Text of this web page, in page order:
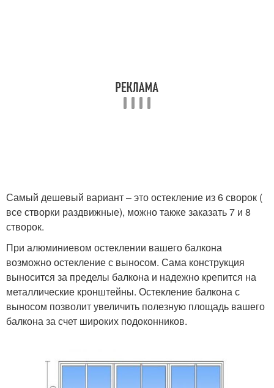
Самый дешевый вариант – это остекление из 6 сворок (
все створки раздвижные), можно также заказать 7 и 8
створок.
При алюминиевом остеклении вашего балкона
возможно остекление с выносом. Сама конструкция
выносится за пределы балкона и надежно крепится на
металлические кронштейны. Остекление балкона с
выносом позволит увеличить полезную площадь вашего
балкона за счет широких подоконников.